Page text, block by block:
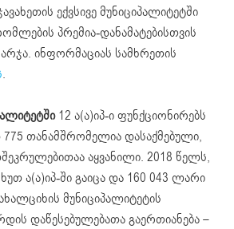
ექვსივე მუნიციპალიტეტში
პრემია-დანამატებისთვის
ინფორმაციას სამხრეთის
.
12 ა(ა)იპ-ი ფუნქციონირებს
თანამშრომელია დასაქმებული,
აყვანილი. 2018 წელს,
ა(ა)იპ-ში გაიცა და 160 043 ლარი
მუნიციპალიტეტის
დაწესებულებათა გაერთიანება –